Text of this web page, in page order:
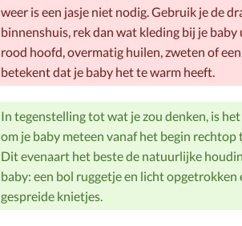
weer is een jasje niet nodig. Gebruik je de
binnenshuis, rek dan wat kleding bij je baby
rood hoofd, overmatig huilen, zweten of
betekent dat je baby het te warm heeft.
In tegenstelling tot wat je zou denken, is
om je baby meteen vanaf het begin rechtop
Dit evenaart het beste de natuurlijke
baby: een bol ruggetje en licht opgetrokken
gespreide knietjes.